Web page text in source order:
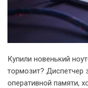
Купили новенький
тормозит? Диспетчер
оперативной памяти,